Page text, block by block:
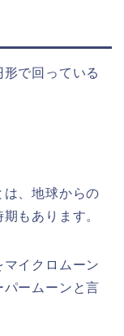
で回っている
は、地球からの
もあります。
イクロムーン
パームーンと言